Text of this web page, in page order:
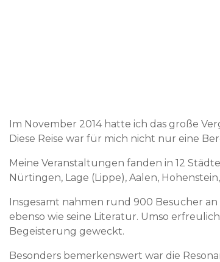
Im November 2014 hatte ich das große
Diese Reise war für mich nicht nur eine
Meine Veranstaltungen fanden in 12
Nürtingen, Lage (Lippe), Aalen,
Insgesamt nahmen rund 900 Besucher
ebenso wie seine Literatur. Umso
Begeisterung geweckt.
Besonders bemerkenswert war die